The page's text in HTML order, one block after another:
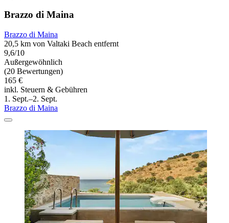
Brazzo di Maina
Brazzo di Maina
20,5 km von Valtaki Beach entfernt
9,6/10
Außergewöhnlich
(20 Bewertungen)
165 €
inkl. Steuern & Gebühren
1. Sept.–2. Sept.
Brazzo di Maina